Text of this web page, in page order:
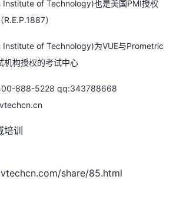
Institute of Technology)也是美国PMI授权
）
Institute of Technology)为VUE与Prometric
机构授权的考试中心
888-5228 qq:343788668
培训
share/85.html